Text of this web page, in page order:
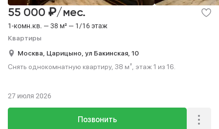
1-комн.кв. — 38 м² — 1/16 этаж
Квартиры
55 000 ₽/мес.
Москва, Царицыно, ул Бакинская, 10
Снять однокомнатную квартиру, 38 м², этаж 1 из 16.
Позвонить
27 июля 2026